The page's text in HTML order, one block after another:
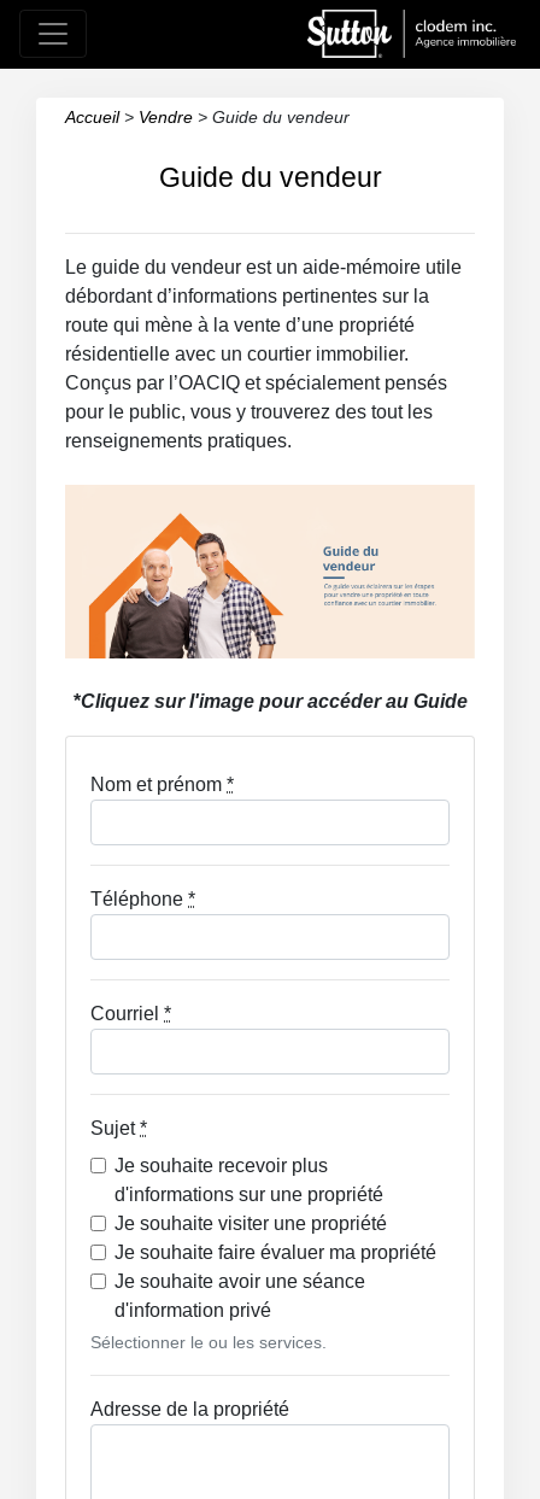
Accueil > Vendre > Guide du vendeur
Guide du vendeur
Le guide du vendeur est un aide-mémoire utile
débordant d’informations pertinentes sur la
route qui mène à la vente d’une propriété
résidentielle avec un courtier immobilier.
Conçus par l’OACIQ et spécialement pensés
pour le public, vous y trouverez des tout les
renseignements pratiques.
*Cliquez sur l'image pour accéder au Guide
Nom et prénom *
Téléphone *
Courriel *
Sujet*
Je souhaite recevoir plus
d'informations sur une propriété
Je souhaite visiter une propriété
Je souhaite faire évaluer ma propriété
Je souhaite avoir une séance
d'information privé
Sélectionner le ou les services.
Adresse de la propriété